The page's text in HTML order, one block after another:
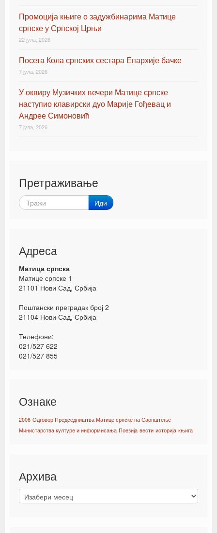
Промоција књиге о задужбинарима Матице
српске у Српској Црњи
22 јула, 2026
Посета Кола српских сестара Епархије бачке
7 јула, 2026
У оквиру Музичких вечери Матице српске
наступио клавирски дуо Марије Гођевац и
Андрее Симоновић
7 јула, 2026
Претраживање
Иди
Адреса
Матица српска
Матице српске 1
21101 Нови Сад, Србија
Поштански преградак број 2
21104 Нови Сад, Србија
Телефони:
021/527 622
021/527 855
Ознаке
2006 Одговор Председништва Матице српске на Саопштење
Министарства културе и информисања Поезија вести историја књига
Архива